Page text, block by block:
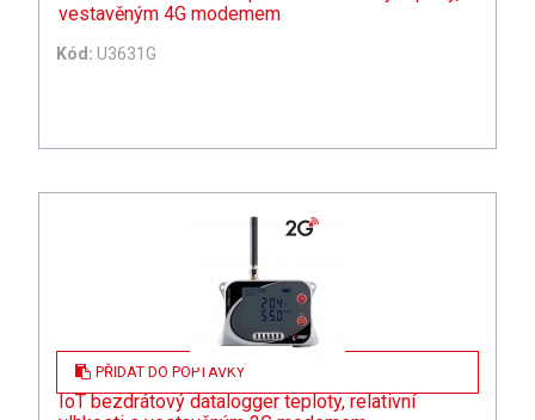
vestavěným 4G modemem
Kód: U3631G
PŘIDAT DO POPTÁVKY
IoT bezdrátový datalogger teploty, relativní